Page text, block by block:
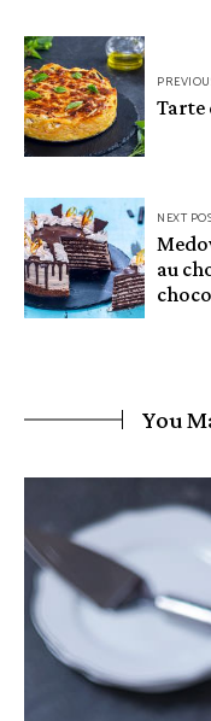
Navigation
de
l’article
Tarte
NEXT
au
You